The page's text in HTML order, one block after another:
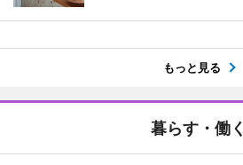
もっと見る
暮らす・働く